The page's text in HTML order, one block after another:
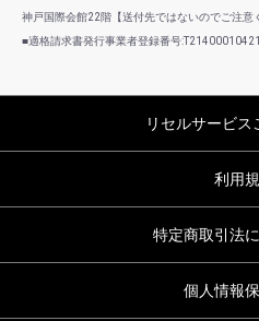
神戸国際会館22階【送付先ではないのでご注意
■適格請求書発行事業者登録番号
リセルサービス
利用
特定商取引法
個人情報